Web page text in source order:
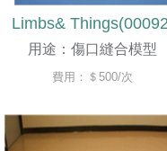
Limbs&
用途：傷口縫合模型
費用：＄500/次